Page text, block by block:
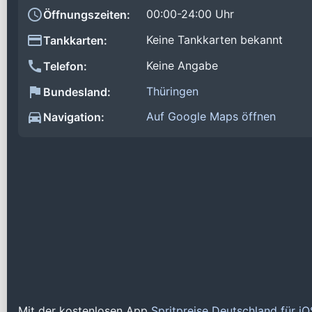
Öffnungszeiten:
00:00-24:00 Uhr
Tankkarten:
Keine Tankkarten bekannt
Telefon:
Keine Angabe
Bundesland:
Thüringen
Navigation:
Auf Google Maps öffnen